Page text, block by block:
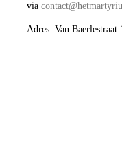
via
Adres: Van Baerlestraat